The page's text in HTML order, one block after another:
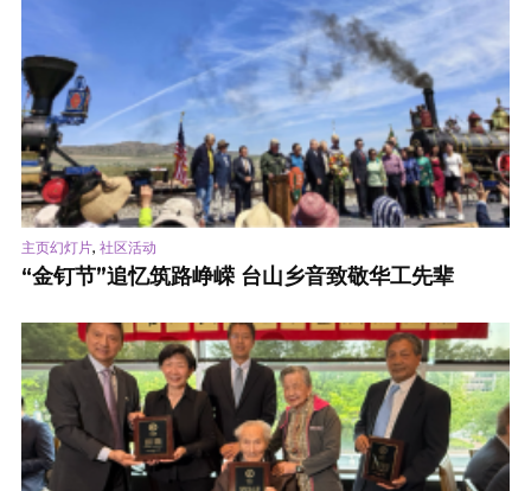
主页幻灯片, 社区活动
“金钉节”追忆筑路峥嵘 台山乡音致敬华工先辈